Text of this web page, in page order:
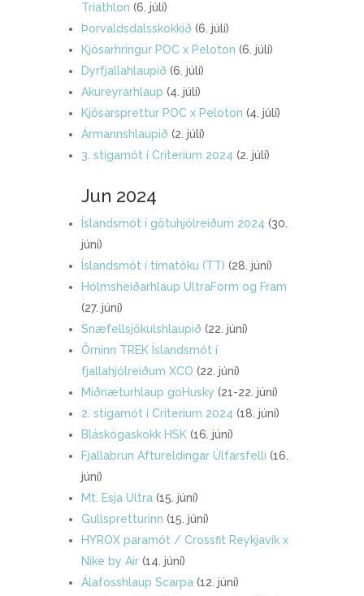
Triathlon (6. júlí)
Þorvaldsdalsskokkið (6. júlí)
Kjósarhringur POC x Peloton (6. júlí)
Dyrfjallahlaupið (6. júlí)
Akureyrarhlaup (4. júlí)
Kjósarsprettur POC x Peloton (4. júlí)
Ármannshlaupið (2. júlí)
3. stigamót í Criterium 2024 (2. júlí)
Jun 2024
Íslandsmót í götuhjólreiðum 2024 (30.
júní)
Íslandsmót í tímatöku (TT) (28. júní)
Hólmsheiðarhlaup UltraForm og Fram
(27. júní)
Snæfellsjökulshlaupið (22. júní)
Örninn TREK Íslandsmót í
fjallahjólreiðum XCO (22. júní)
Miðnæturhlaup goHusky (21-22. júní)
2. stigamót í Criterium 2024 (18. júní)
Bláskógaskokk HSK (16. júní)
Fjallabrun Aftureldingar Úlfarsfelli (16.
júní)
Mt. Esja Ultra (15. júní)
Gullspretturinn (15. júní)
HYROX paramót / Crossfit Reykjavík x
Nike by Air (14. júní)
Álafosshlaup Scarpa (12. júní)